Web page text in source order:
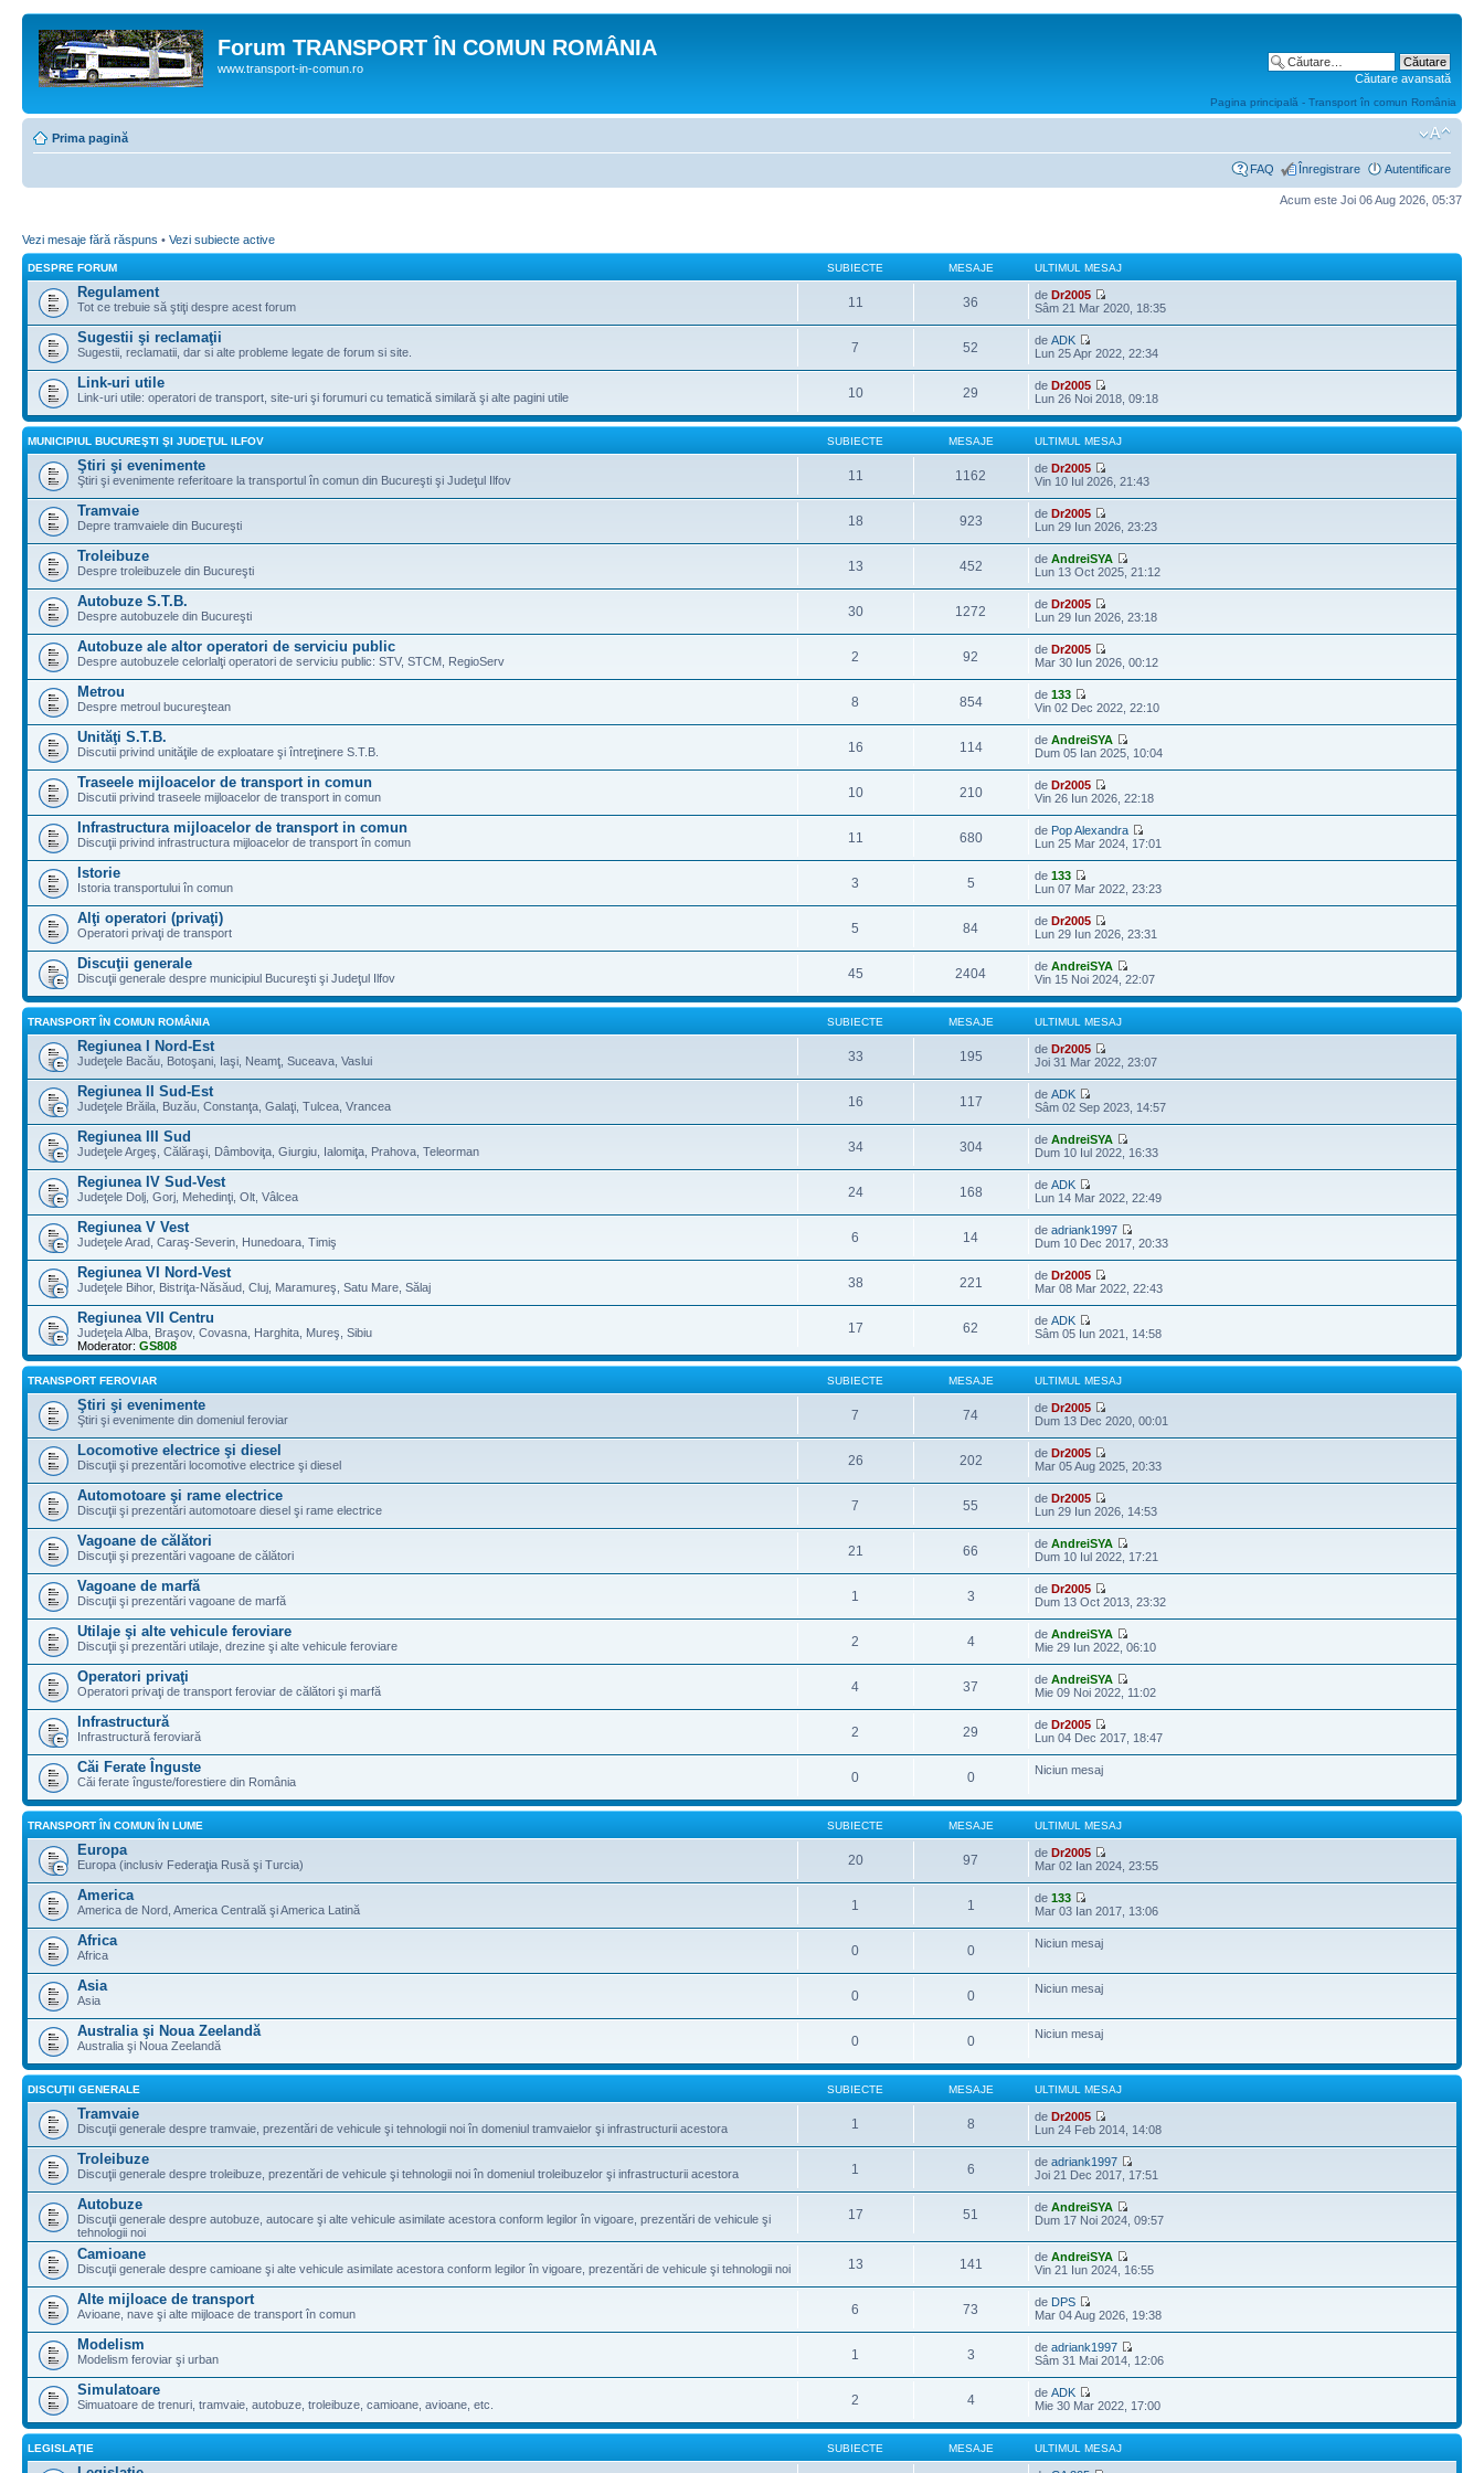
Forum TRANSPORT ÎN COMUN ROMÂNIA
www.transport-in-comun.ro
Căutare avansată
Pagina principală - Transport în comun România
Prima pagină
FAQ Înregistrare Autentificare
Acum este Joi 06 Aug 2026, 05:37
Vezi mesaje fără răspuns • Vezi subiecte active
DESPRE FORUM SUBIECTE MESAJE ULTIMUL MESAJ
Regulament
Tot ce trebuie să ştiţi despre acest forum 11 36 deDr2005
Sâm 21 Mar 2020, 18:35
Sugestii şi reclamaţii
Sugestii, reclamatii, dar si alte probleme legate de forum si site. 7 52 deADK
Lun 25 Apr 2022, 22:34
Link-uri utile
Link-uri utile: operatori de transport, site-uri şi forumuri cu tematică similară şi alte pagini utile 10 29 deDr2005
Lun 26 Noi 2018, 09:18
MUNICIPIUL BUCUREŞTI ŞI JUDEŢUL ILFOV SUBIECTE MESAJE ULTIMUL MESAJ
Ştiri şi evenimente
Ştiri şi evenimente referitoare la transportul în comun din Bucureşti şi Judeţul Ilfov 11 1162 deDr2005
Vin 10 Iul 2026, 21:43
Tramvaie
Depre tramvaiele din Bucureşti 18 923 deDr2005
Lun 29 Iun 2026, 23:23
Troleibuze
Despre troleibuzele din Bucureşti 13 452 deAndreiSYA
Lun 13 Oct 2025, 21:12
Autobuze S.T.B.
Despre autobuzele din Bucureşti 30 1272 deDr2005
Lun 29 Iun 2026, 23:18
Autobuze ale altor operatori de serviciu public
Despre autobuzele celorlalţi operatori de serviciu public: STV, STCM, RegioServ 2 92 deDr2005
Mar 30 Iun 2026, 00:12
Metrou
Despre metroul bucureştean 8 854 de133
Vin 02 Dec 2022, 22:10
Unităţi S.T.B.
Discutii privind unităţile de exploatare şi întreţinere S.T.B. 16 114 deAndreiSYA
Dum 05 Ian 2025, 10:04
Traseele mijloacelor de transport in comun
Discutii privind traseele mijloacelor de transport in comun 10 210 deDr2005
Vin 26 Iun 2026, 22:18
Infrastructura mijloacelor de transport in comun
Discuţii privind infrastructura mijloacelor de transport în comun 11 680 de Pop Alexandra
Lun 25 Mar 2024, 17:01
Istorie
Istoria transportului în comun 3 5 de133
Lun 07 Mar 2022, 23:23
Alţi operatori (privaţi)
Operatori privaţi de transport 5 84 deDr2005
Lun 29 Iun 2026, 23:31
Discuţii generale
Discuţii generale despre municipiul Bucureşti şi Judeţul Ilfov 45 2404 deAndreiSYA
Vin 15 Noi 2024, 22:07
TRANSPORT ÎN COMUN ROMÂNIA SUBIECTE MESAJE ULTIMUL MESAJ
Regiunea I Nord-Est
Judeţele Bacău, Botoşani, Iaşi, Neamţ, Suceava, Vaslui 33 195 deDr2005
Joi 31 Mar 2022, 23:07
Regiunea II Sud-Est
Judeţele Brăila, Buzău, Constanţa, Galaţi, Tulcea, Vrancea 16 117 deADK
Sâm 02 Sep 2023, 14:57
Regiunea III Sud
Judeţele Argeş, Călăraşi, Dâmboviţa, Giurgiu, Ialomiţa, Prahova, Teleorman 34 304 deAndreiSYA
Dum 10 Iul 2022, 16:33
Regiunea IV Sud-Vest
Judeţele Dolj, Gorj, Mehedinţi, Olt, Vâlcea 24 168 deADK
Lun 14 Mar 2022, 22:49
Regiunea V Vest
Judeţele Arad, Caraş-Severin, Hunedoara, Timiş 6 14 deadriank1997
Dum 10 Dec 2017, 20:33
Regiunea VI Nord-Vest
Judeţele Bihor, Bistriţa-Năsăud, Cluj, Maramureş, Satu Mare, Sălaj 38 221 deDr2005
Mar 08 Mar 2022, 22:43
Regiunea VII Centru
Judeţela Alba, Braşov, Covasna, Harghita, Mureş, Sibiu
Moderator: GS808
17 62 deADK
Sâm 05 Iun 2021, 14:58
TRANSPORT FEROVIAR SUBIECTE MESAJE ULTIMUL MESAJ
Ştiri şi evenimente
Ştiri şi evenimente din domeniul feroviar 7 74 deDr2005
Dum 13 Dec 2020, 00:01
Locomotive electrice şi diesel
Discuţii şi prezentări locomotive electrice şi diesel 26 202 deDr2005
Mar 05 Aug 2025, 20:33
Automotoare şi rame electrice
Discuţii şi prezentări automotoare diesel şi rame electrice 7 55 deDr2005
Lun 29 Iun 2026, 14:53
Vagoane de călători
Discuţii şi prezentări vagoane de călători 21 66 deAndreiSYA
Dum 10 Iul 2022, 17:21
Vagoane de marfă
Discuţii şi prezentări vagoane de marfă 1 3 deDr2005
Dum 13 Oct 2013, 23:32
Utilaje şi alte vehicule feroviare
Discuţii şi prezentări utilaje, drezine şi alte vehicule feroviare 2 4 deAndreiSYA
Mie 29 Iun 2022, 06:10
Operatori privaţi
Operatori privaţi de transport feroviar de călători şi marfă 4 37 deAndreiSYA
Mie 09 Noi 2022, 11:02
Infrastructură
Infrastructură feroviară 2 29 deDr2005
Lun 04 Dec 2017, 18:47
Căi Ferate Înguste
Căi ferate înguste/forestiere din România 0 0 Niciun mesaj
TRANSPORT ÎN COMUN ÎN LUME SUBIECTE MESAJE ULTIMUL MESAJ
Europa
Europa (inclusiv Federaţia Rusă şi Turcia) 20 97 deDr2005
Mar 02 Ian 2024, 23:55
America
America de Nord, America Centrală şi America Latină 1 1 de133
Mar 03 Ian 2017, 13:06
Africa
Africa 0 0 Niciun mesaj
Asia
Asia 0 0 Niciun mesaj
Australia şi Noua Zeelandă
Australia şi Noua Zeelandă 0 0 Niciun mesaj
DISCUŢII GENERALE SUBIECTE MESAJE ULTIMUL MESAJ
Tramvaie
Discuţii generale despre tramvaie, prezentări de vehicule şi tehnologii noi în domeniul tramvaielor şi infrastructurii acestora 1 8 deDr2005
Lun 24 Feb 2014, 14:08
Troleibuze
Discuţii generale despre troleibuze, prezentări de vehicule şi tehnologii noi în domeniul troleibuzelor şi infrastructurii acestora 1 6 deadriank1997
Joi 21 Dec 2017, 17:51
Autobuze
Discuţii generale despre autobuze, autocare şi alte vehicule asimilate acestora conform legilor în vigoare, prezentări de vehicule şi
tehnologii noi
17 51 deAndreiSYA
Dum 17 Noi 2024, 09:57
Camioane
Discuţii generale despre camioane şi alte vehicule asimilate acestora conform legilor în vigoare, prezentări de vehicule şi tehnologii noi 13 141 deAndreiSYA
Vin 21 Iun 2024, 16:55
Alte mijloace de transport
Avioane, nave şi alte mijloace de transport în comun 6 73 de DPS
Mar 04 Aug 2026, 19:38
Modelism
Modelism feroviar şi urban 1 3 deadriank1997
Sâm 31 Mai 2014, 12:06
Simulatoare
Simuatoare de trenuri, tramvaie, autobuze, troleibuze, camioane, avioane, etc. 2 4 deADK
Mie 30 Mar 2022, 17:00
LEGISLAŢIE SUBIECTE MESAJE ULTIMUL MESAJ